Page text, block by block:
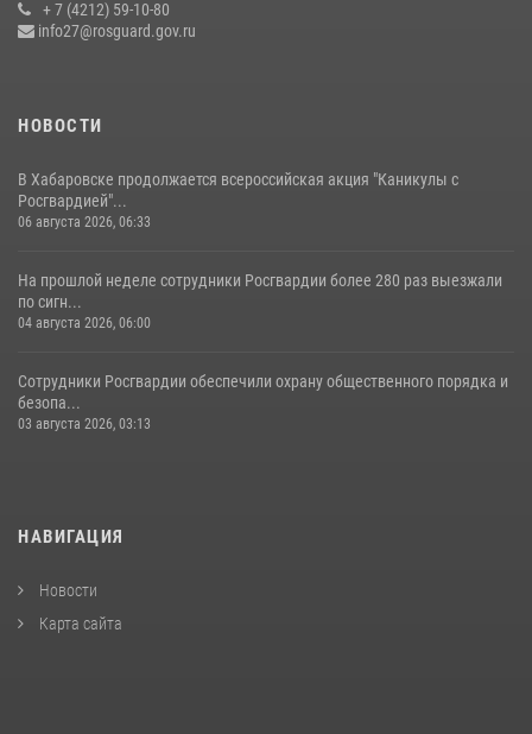
27 июля 2026, 01:42 4
+ 7 (4212) 59-10-80
info27@rosguard.gov.ru
НОВОСТИ
В Хабаровске продолжается всероссийская акция "Каникулы с
Росгвардией"...
06 августа 2026, 06:33
На прошлой неделе сотрудники Росгвардии более 280 раз выезжали
по сигн...
04 августа 2026, 06:00
Сотрудники Росгвардии обеспечили охрану общественного порядка и
безопа...
03 августа 2026, 03:13
НАВИГАЦИЯ
Новости
Карта сайта